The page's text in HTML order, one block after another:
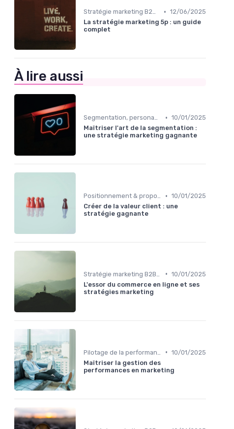
Stratégie marketing B2B et B2C • 12/06/2025
La stratégie marketing 5p : un guide
complet
À lire aussi
Segmentation, personas & ICP • 10/01/2025
Maîtriser l'art de la segmentation :
une stratégie marketing gagnante
Positionnement & proposition de valeur • 10/01/2025
Créer de la valeur client : une
stratégie gagnante
• 10/01/2025
L'essor du commerce en ligne et ses
stratégies marketing
• 10/01/2025
Maîtriser la gestion des
performances en marketing